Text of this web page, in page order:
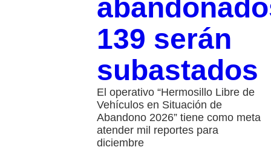
139 serán
subastados
El operativo “Hermosillo Libre de
Vehículos en Situación de
Abandono 2026” tiene como meta
atender mil reportes para
diciembre